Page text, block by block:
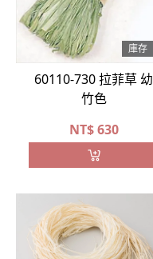
庫存
60110-730 拉菲草 幼
竹色
NT$630